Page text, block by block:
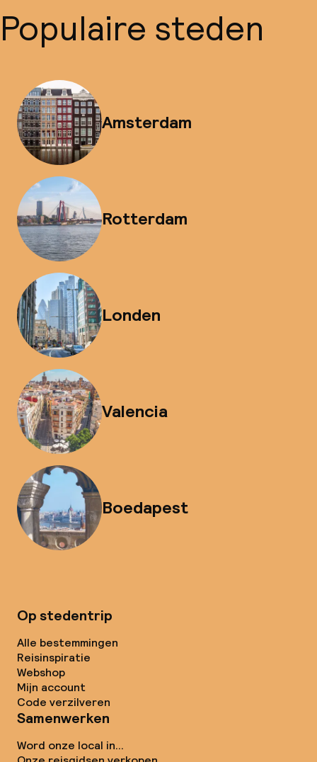
Populaire steden
Amsterdam
Rotterdam
Londen
Valencia
Boedapest
Op stedentrip
Alle bestemmingen
Reisinspiratie
Webshop
Mijn account
Code verzilveren
Samenwerken
Word onze local in...